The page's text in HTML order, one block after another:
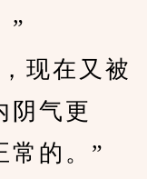
”
现在又被
阴气更
常的。”